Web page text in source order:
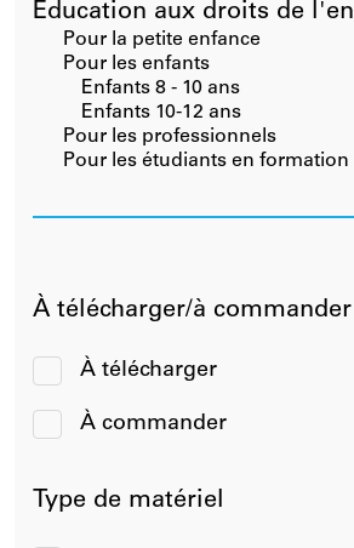
Éducation aux droits de
Pour la petite enfance
Pour les enfants
Enfants 8 - 10 ans
Enfants 10-12 ans
Pour les professionnels
Pour les étudiants en
À télécharger/à commander
À télécharger
À commander
Type de matériel